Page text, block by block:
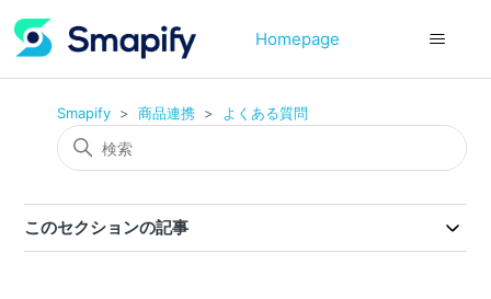
Homepage
Smapify 商品連携 よくある質問
このセクションの記事